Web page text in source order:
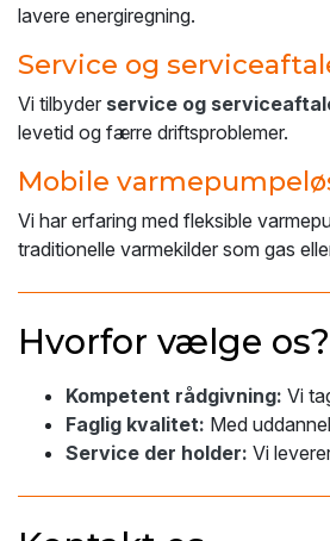
lavere energiregning.
Service og
Vi tilbyder service og
levetid og færre driftsproblemer.
Mobile
Vi har erfaring med fleksible
traditionelle varmekilder som gas
Hvorfor vælge os?
Kompetent rådgivning: Vi
Faglig kvalitet: Med
Service der holder: Vi